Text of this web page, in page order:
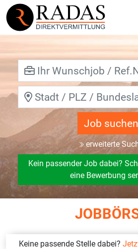
Job suchen
erweiterte
Kein passender Job dabei?
eine Bewerbung
Keine passende Stelle dabei?